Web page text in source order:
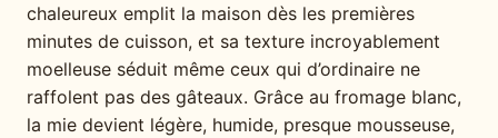
chaleureux emplit la maison dès les premières
minutes de cuisson, et sa texture incroyablement
moelleuse séduit même ceux qui d’ordinaire ne
raffolent pas des gâteaux. Grâce au fromage blanc,
la mie devient légère, humide, presque mousseuse,